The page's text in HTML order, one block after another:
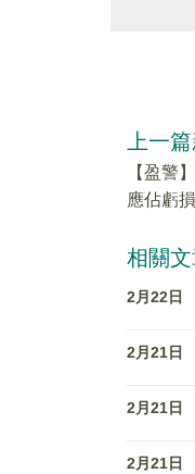
上一
【盈警
應佔虧
相關
2月22日
2月21日
2月21日
2月21日